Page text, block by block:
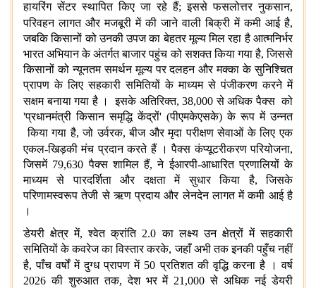
हायरिंग सेंटर स्थापित किए जा रहे हैं; इससे फसलोत्तर नुकसान,
परिवहन लागत और मजबूरी में की जाने वाली बिक्री में कमी आई है,
जबकि किसानों को उनकी उपज का बेहतर मूल्य मिल रहा है आत्मनिर्भर
भारत अभियान के अंतर्गत बाजार पहुंच को सशक्त किया गया है, जिससे
किसानों को न्यूनतम समर्थन मूल्य पर दलहन और मक्का के सुनिश्चित
प्रापण के लिए सहकारी समितियों के माध्यम से पंजीकरण करने में
सक्षम बनाया गया है ।
इसके अतिरिक्त, 38,000 से अधिक पैक्स को
'प्रधानमंत्री किसान समृद्धि केंद्रों' (पीएमकेएसके) के रूप में उन्नत
किया गया है, जो उर्वरक, बीज और मृदा परीक्षण सेवाओं के लिए एक
एकल-खिड़की मंच प्रदान करते हैं । पैक्स कंप्‍यूटरीकरण परियोजना,
जिसमें 79,630 पैक्स शामिल हैं, ने ईआरपी-आधारित प्रणालियों के
माध्यम से पारदर्शिता और दक्षता में सुधार किया है, जिसके
परिणामस्वरूप तेजी से ऋण प्रदाय और लेनदेन लागत में कमी आई है
।
डेयरी क्षेत्र में, श्वेत क्रांति 2.0 का लक्ष्य उन क्षेत्रों में सहकारी
समितियों के कवरेज का विस्तार करके, जहाँ अभी तक इनकी पहुँच नहीं
है, पाँच वर्षों में दुग्ध प्रापण में 50 प्रतिशत की वृद्धि करना है । वर्ष
2026 की शुरुआत तक, देश भर में 21,000 से अधिक नई डेयरी